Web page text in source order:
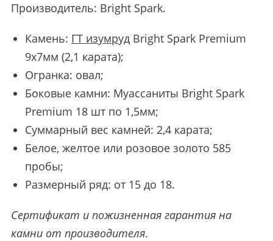
Производитель: Bright Spark.
Камень: ГТ изумрудBright Spark Premium
9х7мм (2,1 карата);
Огранка: овал;
Боковые камни: Муассаниты Bright Spark
Premium 18 шт по 1,5мм;
Суммарный вес камней: 2,4 карата;
Белое, желтое или розовое золото 585
пробы;
Размерный ряд: от 15 до 18.
Сертификат и пожизненная гарантия на
камни от производителя.